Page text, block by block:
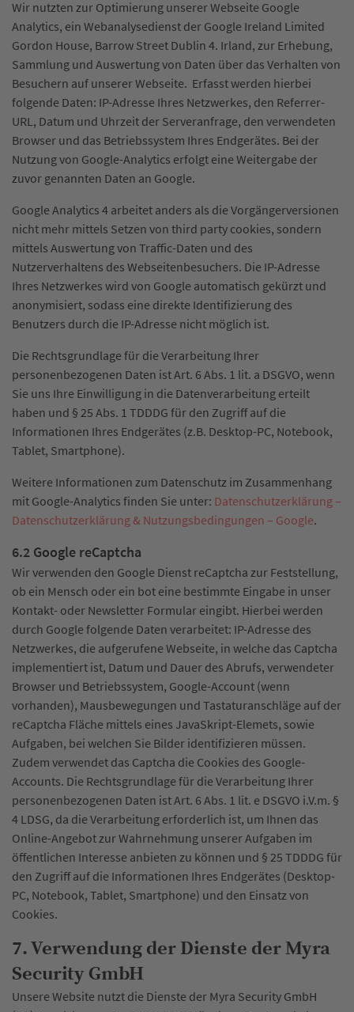
Wir nutzten zur Optimierung unserer Webseite Google
Analytics, ein Webanalysedienst der Google Ireland Limited
Gordon House, Barrow Street Dublin 4. Irland, zur Erhebung,
Sammlung und Auswertung von Daten über das Verhalten von
Besuchern auf unserer Webseite. Erfasst werden hierbei
folgende Daten: IP-Adresse Ihres Netzwerkes, den Referrer-
URL, Datum und Uhrzeit der Serveranfrage, den verwendeten
Browser und das Betriebssystem Ihres Endgerätes. Bei der
Nutzung von Google-Analytics erfolgt eine Weitergabe der
zuvor genannten Daten an Google.
Google Analytics 4 arbeitet anders als die Vorgängerversionen
nicht mehr mittels Setzen von third party cookies, sondern
mittels Auswertung von Traffic-Daten und des
Nutzerverhaltens des Webseitenbesuchers. Die IP-Adresse
Ihres Netzwerkes wird von Google automatisch gekürzt und
anonymisiert, sodass eine direkte Identifizierung des
Benutzers durch die IP-Adresse nicht möglich ist.
Die Rechtsgrundlage für die Verarbeitung Ihrer
personenbezogenen Daten ist Art. 6 Abs. 1 lit. a DSGVO, wenn
Sie uns Ihre Einwilligung in die Datenverarbeitung erteilt
haben und § 25 Abs. 1 TDDDG für den Zugriff auf die
Informationen Ihres Endgerätes (z.B. Desktop-PC, Notebook,
Tablet, Smartphone).
Weitere Informationen zum Datenschutz im Zusammenhang
mit Google-Analytics finden Sie unter: Datenschutzerklärung –
Datenschutzerklärung & Nutzungsbedingungen – Google.
6.2 Google reCaptcha
Wir verwenden den Google Dienst reCaptcha zur Feststellung,
ob ein Mensch oder ein bot eine bestimmte Eingabe in unser
Kontakt- oder Newsletter Formular eingibt. Hierbei werden
durch Google folgende Daten verarbeitet: IP-Adresse des
Netzwerkes, die aufgerufene Webseite, in welche das Captcha
implementiert ist, Datum und Dauer des Abrufs, verwendeter
Browser und Betriebssystem, Google-Account (wenn
vorhanden), Mausbewegungen und Tastaturanschläge auf der
reCaptcha Fläche mittels eines JavaSkript-Elemets, sowie
Aufgaben, bei welchen Sie Bilder identifizieren müssen.
Zudem verwendet das Captcha die Cookies des Google-
Accounts. Die Rechtsgrundlage für die Verarbeitung Ihrer
personenbezogenen Daten ist Art. 6 Abs. 1 lit. e DSGVO i.V.m. §
4 LDSG, da die Verarbeitung erforderlich ist, um Ihnen das
Online-Angebot zur Wahrnehmung unserer Aufgaben im
öffentlichen Interesse anbieten zu können und § 25 TDDDG für
den Zugriff auf die Informationen Ihres Endgerätes (Desktop-
PC, Notebook, Tablet, Smartphone) und den Einsatz von
Cookies.
7. Verwendung der Dienste der Myra
Security GmbH
Unsere Website nutzt die Dienste der Myra Security GmbH